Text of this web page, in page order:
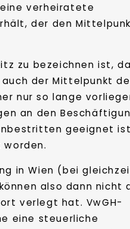
verheiratete
der den
zu bezeichnen ist,
der Mittelpunkt
nur so lange
an den
geeignet
in Wien (bei
also dann nicht
verlegt hat. VwGH-
eine steuerliche